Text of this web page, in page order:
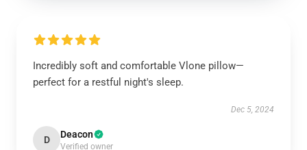
Incredibly soft and comfortable Vlone pillow—
perfect for a restful night's sleep.
Dec 5, 2024
D Deacon
Verified owner